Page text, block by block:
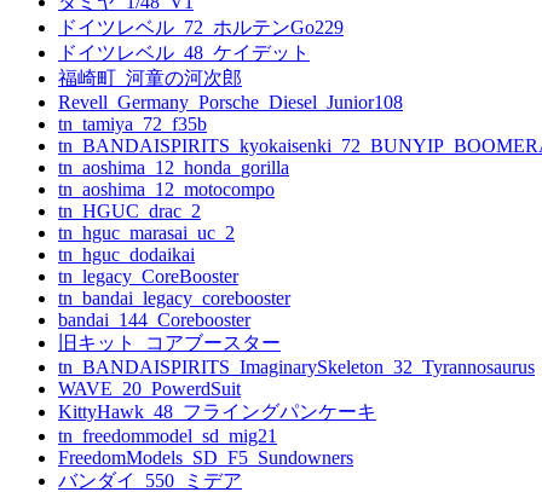
ドイツレベル_72_ホルテンGo229
ドイツレベル_48_ケイデット
福崎町_河童の河次郎
Revell_Germany_Porsche_Diesel_Junior108
tn_tamiya_72_f35b
tn_aoshima_12_honda_gorilla
tn_aoshima_12_motocompo
tn_HGUC_drac_2
tn_hguc_marasai_uc_2
tn_hguc_dodaikai
tn_legacy_CoreBooster
tn_bandai_legacy_corebooster
bandai_144_Corebooster
旧キット_コアブースター
tn_BANDAISPIRITS_ImaginarySkeleton_32_Tyrannosaurus
WAVE_20_PowerdSuit
KittyHawk_48_フライングパンケーキ
tn_freedommodel_sd_mig21
FreedomModels_SD_F5_Sundowners
バンダイ_550_ミデア